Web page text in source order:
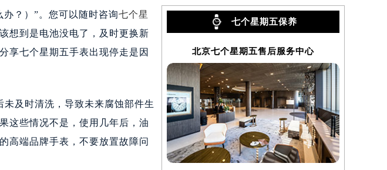
提前预约）
14层07室（需提前预约）
提前预约）
）
？）”。您可以随时咨询七个星
想到是电池没电了，及时更换新
享七个星期五手表出现停走是因
及时清洗，导致未来腐蚀部件生
这些情况不是，使用几年后，油
高端品牌手表，不要放置故障问
七个星期五保养
北京七个星期五售后服务中心